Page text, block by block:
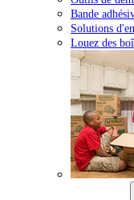
Bande
Solutions
Louez des